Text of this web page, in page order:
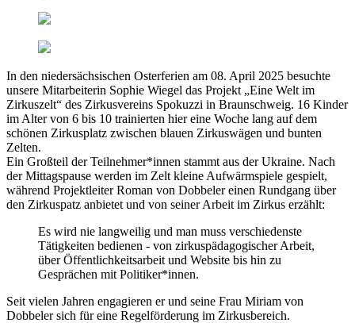
In den niedersächsischen Osterferien am 08. April 2025 besuchte
unsere Mitarbeiterin Sophie Wiegel das Projekt „Eine Welt im
Zirkuszelt“ des Zirkusvereins Spokuzzi in Braunschweig. 16 Kinder
im Alter von 6 bis 10 trainierten hier eine Woche lang auf dem
schönen Zirkusplatz zwischen blauen Zirkuswägen und bunten
Zelten.
Ein Großteil der Teilnehmer*innen stammt aus der Ukraine. Nach
der Mittagspause werden im Zelt kleine Aufwärmspiele gespielt,
während Projektleiter Roman von Dobbeler einen Rundgang über
den Zirkuspatz anbietet und von seiner Arbeit im Zirkus erzählt:
Es wird nie langweilig und man muss verschiedenste
Tätigkeiten bedienen - von zirkuspädagogischer Arbeit,
über Öffentlichkeitsarbeit und Website bis hin zu
Gesprächen mit Politiker*innen.
Seit vielen Jahren engagieren er und seine Frau Miriam von
Dobbeler sich für eine Regelförderung im Zirkusbereich.